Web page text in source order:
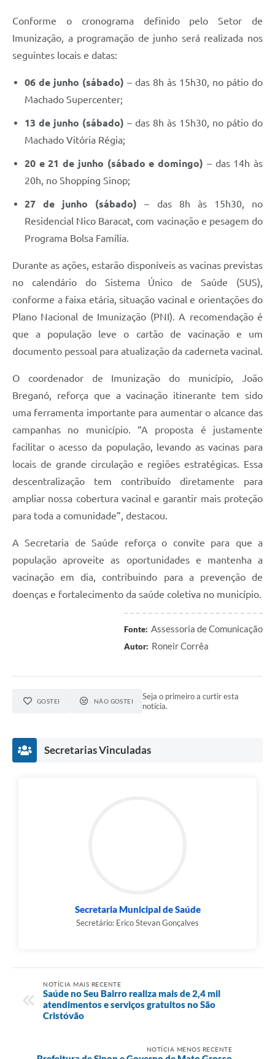
Conforme o cronograma definido pelo Setor de
Imunização, a programação de junho será realizada nos
seguintes locais e datas:
06 de junho (sábado) – das 8h às 15h30, no pátio do
Machado Supercenter;
13 de junho (sábado) – das 8h às 15h30, no pátio do
Machado Vitória Régia;
20 e 21 de junho (sábado e domingo) – das 14h às
20h, no Shopping Sinop;
27 de junho (sábado) – das 8h às 15h30, no
Residencial Nico Baracat, com vacinação e pesagem do
Programa Bolsa Família.
Durante as ações, estarão disponíveis as vacinas previstas
no calendário do Sistema Único de Saúde (SUS),
conforme a faixa etária, situação vacinal e orientações do
Plano Nacional de Imunização (PNI). A recomendação é
que a população leve o cartão de vacinação e um
documento pessoal para atualização da caderneta vacinal.
O coordenador de Imunização do município, João
Breganó, reforça que a vacinação itinerante tem sido
uma ferramenta importante para aumentar o alcance das
campanhas no município. “A proposta é justamente
facilitar o acesso da população, levando as vacinas para
locais de grande circulação e regiões estratégicas. Essa
descentralização tem contribuído diretamente para
ampliar nossa cobertura vacinal e garantir mais proteção
para toda a comunidade”, destacou.
A Secretaria de Saúde reforça o convite para que a
população aproveite as oportunidades e mantenha a
vacinação em dia, contribuindo para a prevenção de
doenças e fortalecimento da saúde coletiva no município.
Fonte: Assessoria de Comunicação
Autor: Roneir Corrêa
GOSTEI NÃO GOSTEI
Seja o primeiro a curtir esta
notícia.
Secretarias Vinculadas
Secretaria Municipal de Saúde
Secretário: Erico Stevan Gonçalves
NOTÍCIA MAIS RECENTE
Saúde no Seu Bairro realiza mais de 2,4 mil
atendimentos e serviços gratuitos no São
Cristóvão
NOTÍCIA MENOS RECENTE